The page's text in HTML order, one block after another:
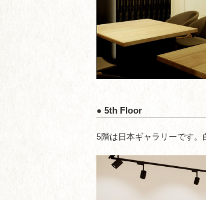
● 5th Floor
5階は日本ギャラリーです。